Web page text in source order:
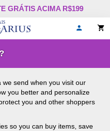
Pular
o
conteúdo
GRÁTIS ACIMA R$199
send when you visit our
you better and personalize
you and other shoppers
so you can buy items, save